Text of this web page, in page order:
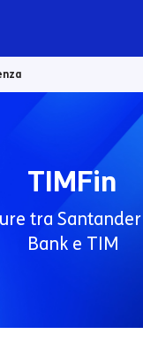
TIMFin
tra
Bank e TIM